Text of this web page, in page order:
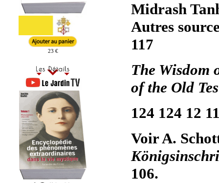
23 €
Midrash
Autres
117
The Wisdom
of the Old
124 124 12
Voir A.
106.